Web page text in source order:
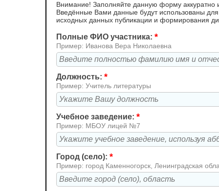
Внимание! Заполняйте данную форму аккуратно
Введённые Вами данные будут использованы
исходных данных публикации и формирования
Полные ФИО участника: *
Пример: Иванова Вера Николаевна
Должность: *
Пример: Учитель литературы
Учебное заведение: *
Пример: МБОУ лицей №7
Город (село): *
Пример: город Каменногорск, Ленинградская